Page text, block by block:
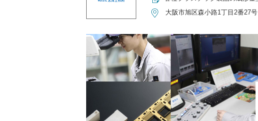
大阪市旭区森小路1丁目2番27号